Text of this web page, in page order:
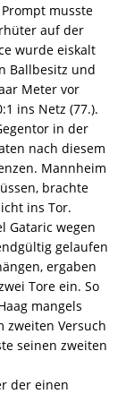
musste
auf der
wurde eiskalt
Ballbesitz und
Meter vor
ins Netz (77.).
in der
nach diesem
Mannheim
brachte
ins Tor.
Gataric wegen
gelaufen
ergaben
Tore ein. So
mangels
zweiten Versuch
seinen zweiten
der einen